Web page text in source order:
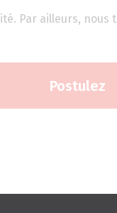
Par ailleurs, nous
Postulez